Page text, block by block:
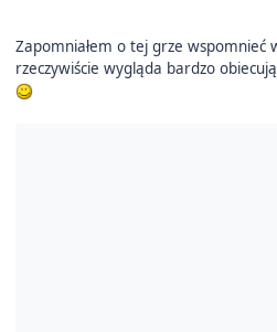
Zapomniałem o tej grze wspomnieć
rzeczywiście wygląda bardzo